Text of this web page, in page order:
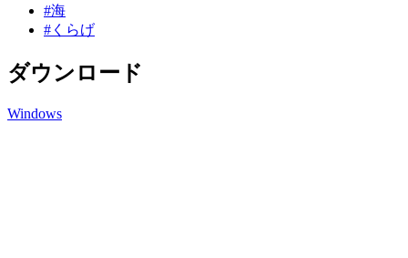
#海
#くらげ
ダウンロード
Windows